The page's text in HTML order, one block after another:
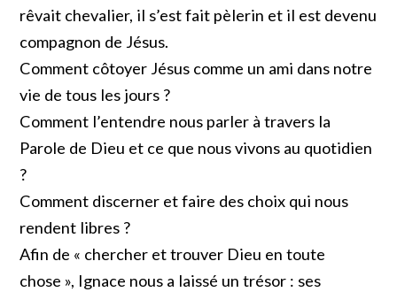
rêvait chevalier, il s’est fait pèlerin et il est devenu
compagnon de Jésus.
Comment côtoyer Jésus comme un ami dans notre
vie de tous les jours ?
Comment l’entendre nous parler à travers la
Parole de Dieu et ce que nous vivons au quotidien
?
Comment discerner et faire des choix qui nous
rendent libres ?
Afin de « chercher et trouver Dieu en toute
chose », Ignace nous a laissé un trésor : ses